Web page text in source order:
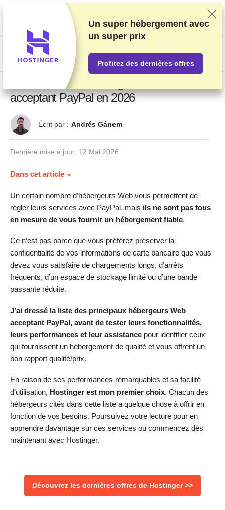
Nous classons nos produits sur la base de tests et de recherches
rigoureux, mais nous tenons également compte de vos commentaires et
des accords commerciaux conclus avec les fournisseurs. Cette page
contient des liens d'affiliation.Information sur la publicité.
US$
Les 10 meilleurs hébergeurs Web
acceptant PayPal en 2026
Écrit par : Andrés Gánem
Dernière mise à jour: 12 Mai 2026
Dans cet article
Un certain nombre d’hébergeurs Web vous permettent de
régler leurs services avec PayPal, mais ils ne sont pas tous
en mesure de vous fournir un hébergement fiable.
Ce n’est pas parce que vous préférez préserver la
confidentialité de vos informations de carte bancaire que vous
devez vous satisfaire de chargements longs, d’arrêts
fréquents, d’un espace de stockage limité ou d’une bande
passante réduite.
J’ai dressé la liste des principaux hébergeurs Web
acceptant PayPal, avant de tester leurs fonctionnalités,
leurs performances et leur assistance pour identifier ceux
qui fournissent un hébergement de qualité et vous offrent un
bon rapport qualité/prix.
En raison de ses performances remarquables et sa facilité
d’utilisation, Hostinger est mon premier choix. Chacun des
hébergeurs cités dans cette liste a quelque chose à offrir en
fonction de vos besoins. Poursuivez votre lecture pour en
apprendre davantage sur ces services ou commencez dès
maintenant avec Hostinger.
Découvrez les dernières offres de Hostinger >>
Un super hébergement avec
un super prix
Profitez des dernières offres